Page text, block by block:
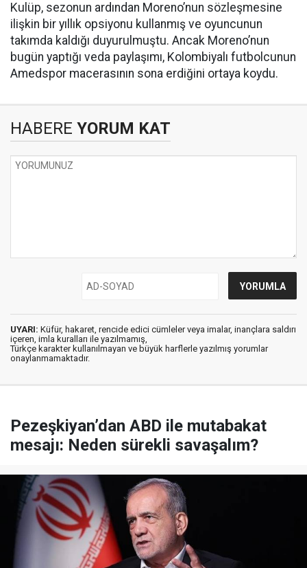
Kulüp, sezonun ardından Moreno’nun sözleşmesine
ilişkin bir yıllık opsiyonu kullanmış ve oyuncunun
takımda kaldığı duyurulmuştu. Ancak Moreno’nun
bugün yaptığı veda paylaşımı, Kolombiyalı futbolcunun
Amedspor macerasının sona erdiğini ortaya koydu.
HABERE YORUM KAT
UYARI: Küfür, hakaret, rencide edici cümleler veya imalar, inançlara saldırı
içeren, imla kuralları ile yazılmamış,
Türkçe karakter kullanılmayan ve büyük harflerle yazılmış yorumlar
onaylanmamaktadır.
Pezeşkiyan’dan ABD ile mutabakat
mesajı: Neden sürekli savaşalım?